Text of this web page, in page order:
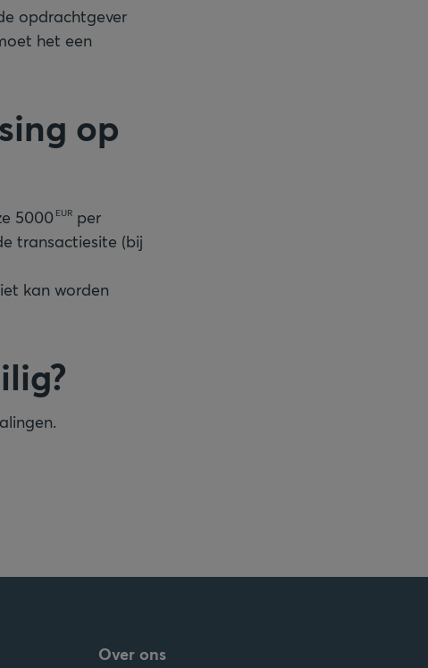
opdrachtgever
het een
op
5000 EUR per
transactiesite (bij
kan worden
Over ons